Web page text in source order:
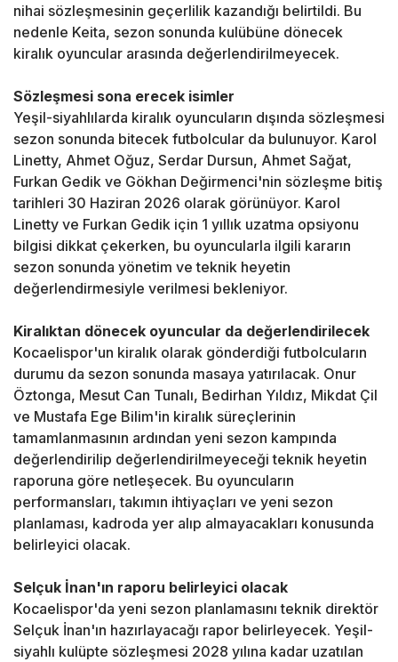
nihai sözleşmesinin geçerlilik kazandığı belirtildi. Bu
nedenle Keita, sezon sonunda kulübüne dönecek
kiralık oyuncular arasında değerlendirilmeyecek.
Sözleşmesi sona erecek isimler
Yeşil-siyahlılarda kiralık oyuncuların dışında sözleşmesi
sezon sonunda bitecek futbolcular da bulunuyor. Karol
Linetty, Ahmet Oğuz, Serdar Dursun, Ahmet Sağat,
Furkan Gedik ve Gökhan Değirmenci'nin sözleşme bitiş
tarihleri 30 Haziran 2026 olarak görünüyor. Karol
Linetty ve Furkan Gedik için 1 yıllık uzatma opsiyonu
bilgisi dikkat çekerken, bu oyuncularla ilgili kararın
sezon sonunda yönetim ve teknik heyetin
değerlendirmesiyle verilmesi bekleniyor.
Kiralıktan dönecek oyuncular da değerlendirilecek
Kocaelispor'un kiralık olarak gönderdiği futbolcuların
durumu da sezon sonunda masaya yatırılacak. Onur
Öztonga, Mesut Can Tunalı, Bedirhan Yıldız, Mikdat Çil
ve Mustafa Ege Bilim'in kiralık süreçlerinin
tamamlanmasının ardından yeni sezon kampında
değerlendirilip değerlendirilmeyeceği teknik heyetin
raporuna göre netleşecek. Bu oyuncuların
performansları, takımın ihtiyaçları ve yeni sezon
planlaması, kadroda yer alıp almayacakları konusunda
belirleyici olacak.
Selçuk İnan'ın raporu belirleyici olacak
Kocaelispor'da yeni sezon planlamasını teknik direktör
Selçuk İnan'ın hazırlayacağı rapor belirleyecek. Yeşil-
siyahlı kulüpte sözleşmesi 2028 yılına kadar uzatılan